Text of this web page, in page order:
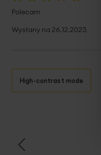
Polecam
Wysłany na 26.12.2023
High-contrast mode